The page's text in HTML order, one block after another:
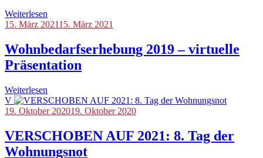
Weiterlesen
Blog,
der
Wohnungsnot
15. März 202115. März 2021
Wohnbedarfserhebung 2019 – virtuelle
Präsentation
Weiterlesen
V
Blog,
der
Wohnungsnot,
Veranstaltungen
19. Oktober 202019. Oktober 2020
VERSCHOBEN AUF 2021: 8. Tag der
Wohnungsnot